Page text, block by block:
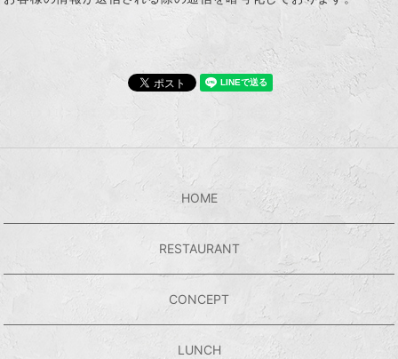
HOME
RESTAURANT
CONCEPT
LUNCH